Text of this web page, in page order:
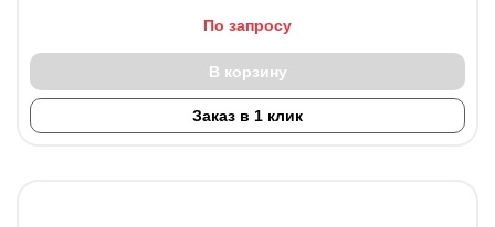
По запросу
В корзину
Заказ в 1 клик